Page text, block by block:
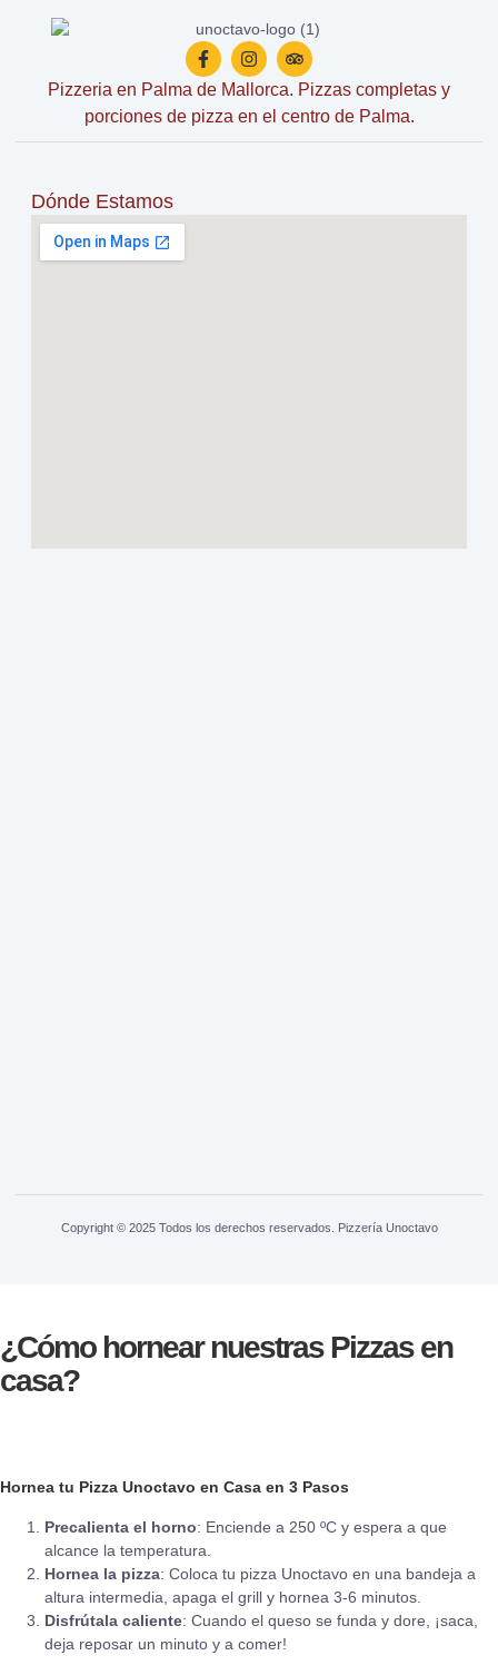
Pizzeria en Palma de Mallorca. Pizzas completas y
porciones de pizza en el centro de Palma.
Dónde Estamos
Copyright © 2025 Todos los derechos reservados. Pizzería Unoctavo
¿Cómo hornear nuestras Pizzas en
casa?
Hornea tu Pizza Unoctavo en Casa en 3 Pasos
Precalienta el horno: Enciende a 250 ºC y espera a que
alcance la temperatura.
Hornea la pizza: Coloca tu pizza Unoctavo en una bandeja a
altura intermedia, apaga el grill y hornea 3-6 minutos.
Disfrútala caliente: Cuando el queso se funda y dore, ¡saca,
deja reposar un minuto y a comer!